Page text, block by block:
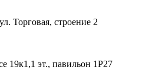
Торговая, строение 2
19к1,1 эт., павильон 1Р27